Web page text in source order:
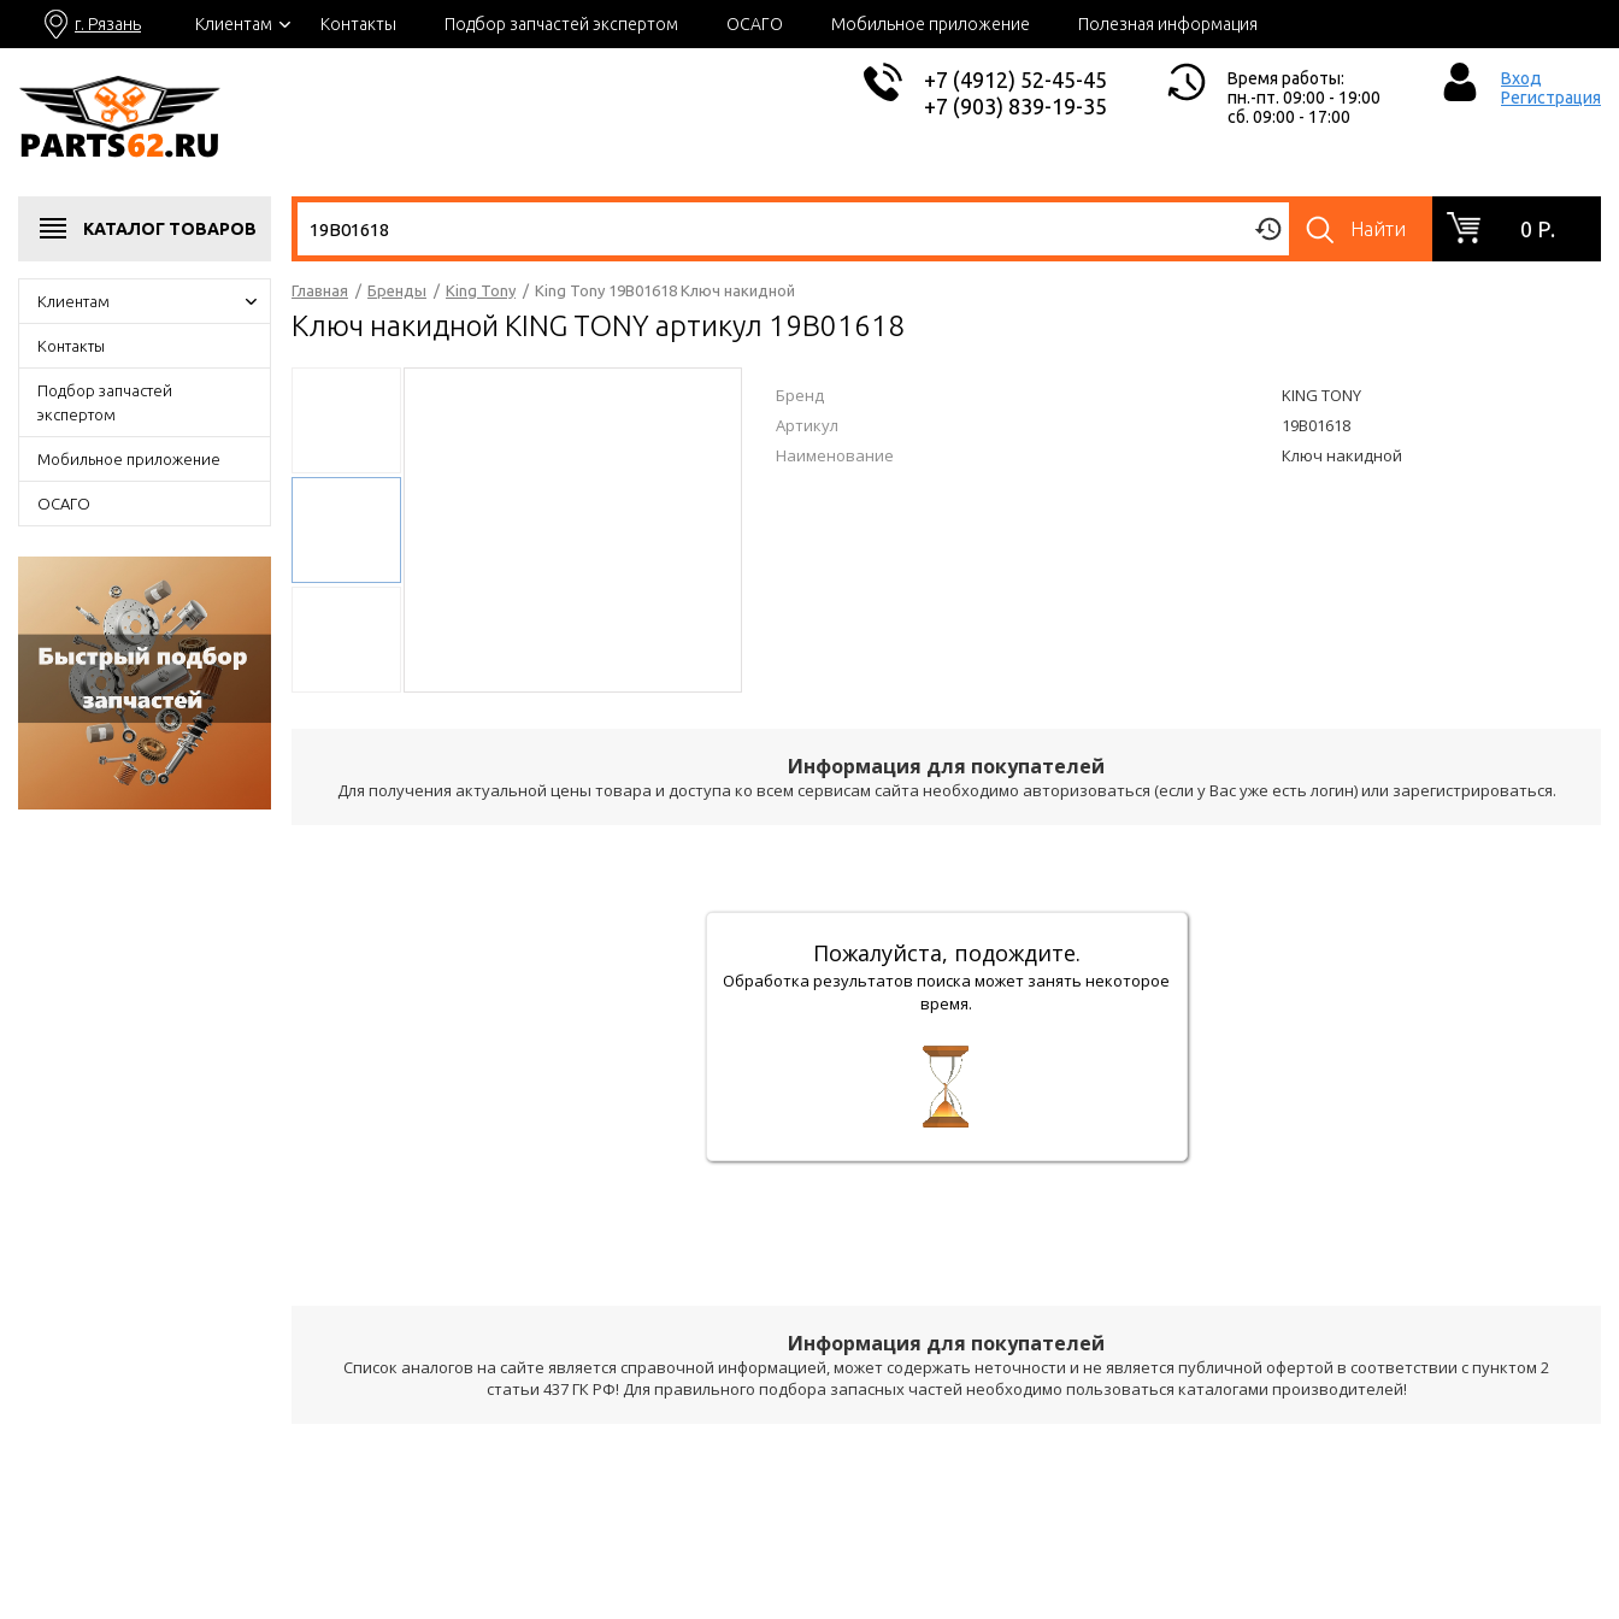
г. Рязань Клиентам Контакты Подбор запчастей экспертом ОСАГО Мобильное приложение Полезная информация
+7 (4912) 52-45-45
+7 (903) 839-19-35
Время работы:
пн.-пт. 09:00 - 19:00
сб. 09:00 - 17:00
Вход
Регистрация
КАТАЛОГ ТОВАРОВ Найти 0 Р.
Клиентам
Контакты
Подбор запчастей
экспертом
Мобильное приложение
ОСАГО
Главная / Бренды / King Tony / King Tony 19B01618 Ключ накидной
Ключ накидной KING TONY артикул 19B01618
Бренд
KING TONY
Артикул
19B01618
Наименование
Ключ накидной
Информация для покупателей
Для получения актуальной цены товара и доступа ко всем сервисам сайта необходимо авторизоваться (если у Вас уже есть логин) или зарегистрироваться.
Пожалуйста, подождите.
Обработка результатов поиска может занять некоторое
время.
Информация для покупателей
Список аналогов на сайте является справочной информацией, может содержать неточности и не является публичной офертой в соответствии с пунктом 2
статьи 437 ГК РФ! Для правильного подбора запасных частей необходимо пользоваться каталогами производителей!